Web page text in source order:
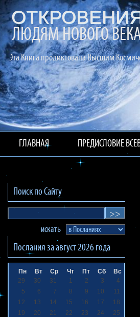
ЛЮДЯМ НОВОГО
Эта Книга продиктована Высшим
ГЛАВНАЯ ПРЕДИСЛОВИЕ
Поиск по Сайту
искать
Послания заавгуст 2026 года
Пн Вт Ср Чт Пт Сб
Вс
29
30 31 1 2 3
4
5
6 7 8 9 10
11
12
13 14 15 16 17
18
19
20 21 22 23 24
25